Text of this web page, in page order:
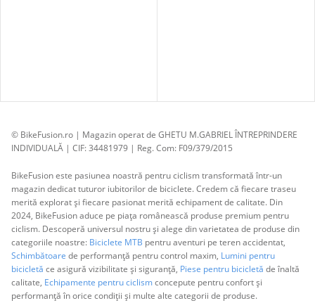
© BikeFusion.ro | Magazin operat de GHETU M.GABRIEL ÎNTREPRINDERE
INDIVIDUALĂ | CIF: 34481979 | Reg. Com: F09/379/2015
BikeFusion este pasiunea noastră pentru ciclism transformată într-un
magazin dedicat tuturor iubitorilor de biciclete. Credem că fiecare traseu
merită explorat și fiecare pasionat merită echipament de calitate. Din
2024, BikeFusion aduce pe piața românească produse premium pentru
ciclism. Descoperă universul nostru și alege din varietatea de produse din
categoriile noastre: Biciclete MTB pentru aventuri pe teren accidentat,
Schimbătoare de performanță pentru control maxim, Lumini pentru
bicicletă ce asigură vizibilitate și siguranță, Piese pentru bicicletă de înaltă
calitate, Echipamente pentru ciclismconcepute pentru confort și
performanță în orice condiții și multe alte categorii de produse.